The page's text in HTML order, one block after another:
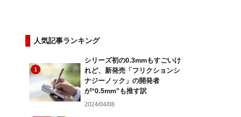
人気記事ランキング
1
シリーズ初の0.3mmもすごいけ
れど、新発売「フリクションシ
ナジーノック」の開発者
が“0.5mm”も推す訳
2024/04/08